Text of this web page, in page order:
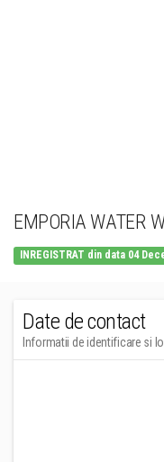
EMPORIA WATER
INREGISTRAT din data 04
Date de contact
Informatii de identificare si